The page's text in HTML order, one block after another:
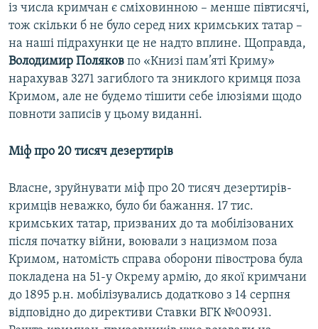
із числа кримчан є сміховинною – менше півтисячі,
тож скільки б не було серед них кримських татар –
на наші підрахунки це не надто вплине. Щоправда,
Володимир Поляков по «Книзі пам’яті Криму»
нарахував 3271 загиблого та зниклого кримця поза
Кримом, але не будемо тішити себе ілюзіями щодо
повноти записів у цьому виданні.
Міф про 20 тисяч дезертирів
Власне, зруйнувати міф про 20 тисяч дезертирів-
кримців неважко, було би бажання. 17 тис.
кримських татар, призваних до та мобілізованих
після початку війни, воювали з нацизмом поза
Кримом, натомість справа оборони півострова була
покладена на 51-у Окрему армію, до якої кримчани
до 1895 р.н. мобілізувались додатково з 14 серпня
відповідно до директиви Ставки ВГК №00931.